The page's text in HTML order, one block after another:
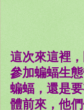
這次來這裡
參加蝙蝠生
蝙蝠，還是
體前來，他